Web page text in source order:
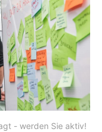
- werden Sie aktiv!